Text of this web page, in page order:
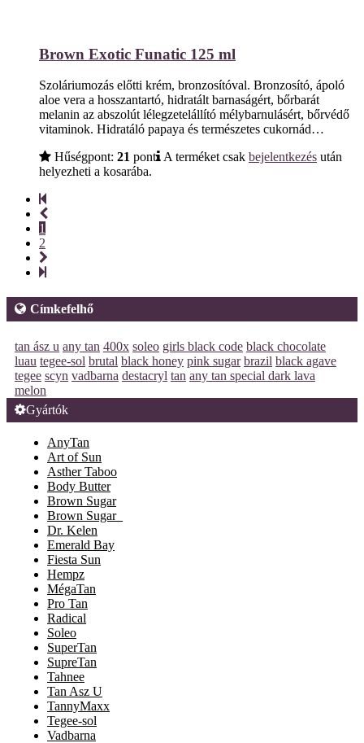
Brown Exotic Funatic 125 ml
Szoláriumozás előtti krém, bronzosítóval. Bronzosító, ápoló
aloe vera a hosszantartó, hidratált barnaságért, bőrbarát
melanin az abszolút lélegzetelállító mélybarnulásért, bőrvédő
vitaminok. Hidratáló papaya és természetes cukornád…
Hűségpont: 21 pont A terméket csak bejelentkezés után
helyezheti a kosarába.
1
2
Címkefelhő
tan ász u any tan 400x soleo girls black code black chocolate
luau tegee-sol brutal black honey pink sugar brazil black agave
tegee scyn vadbarna destacryl tan any tan special dark lava
melon
Gyártók
AnyTan
Art of Sun
Asther Taboo
Body Butter
Brown Sugar
Brown Sugar_
Dr. Kelen
Emerald Bay
Fiesta Sun
Hempz
MégaTan
Pro Tan
Radical
Soleo
SuperTan
SupreTan
Tahnee
Tan Asz U
TannyMaxx
Tegee-sol
Vadbarna